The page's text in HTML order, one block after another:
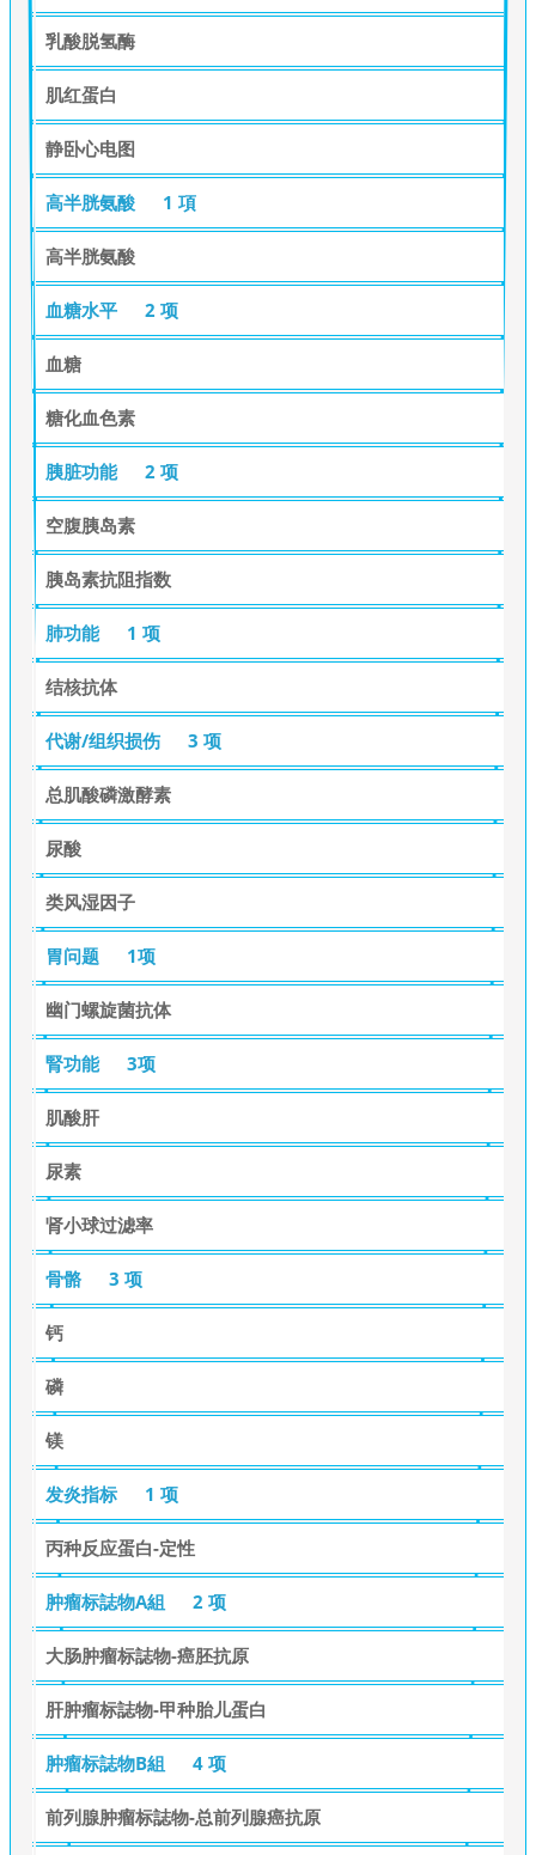
乳酸脱氢酶
肌红蛋白
静卧心电图
高半胱氨酸 1 項
高半胱氨酸
血糖水平 2 项
血糖
糖化血色素
胰脏功能 2 项
空腹胰岛素
胰岛素抗阻指数
肺功能 1 项
结核抗体
代谢/组织损伤 3 项
总肌酸磷激酵素
尿酸
类风湿因子
胃问题 1项
幽门螺旋菌抗体
腎功能 3项
肌酸肝
尿素
肾小球过滤率
骨骼 3 项
钙
磷
镁
发炎指标 1 项
丙种反应蛋白-定性
肿瘤标誌物A組 2 项
大肠肿瘤标誌物-癌胚抗原
肝肿瘤标誌物-甲种胎儿蛋白
肿瘤标誌物B組 4 项
前列腺肿瘤标誌物-总前列腺癌抗原